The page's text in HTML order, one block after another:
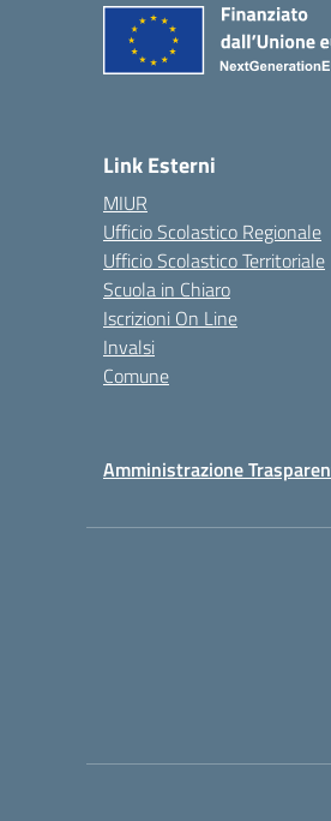
Link Esterni
MIUR
Ufficio Scolastico Regionale
Ufficio Scolastico Territoriale
Scuola in Chiaro
Iscrizioni On Line
Invalsi
Comune
Amministrazione